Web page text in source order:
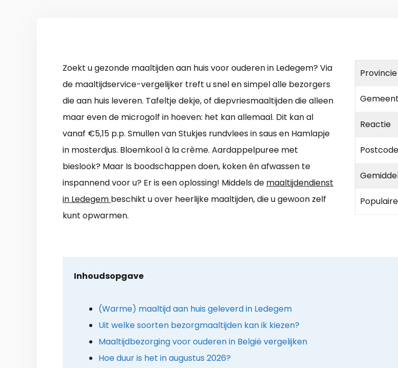
Zoekt u gezonde maaltijden aan huis voor ouderen in Ledegem? Via
de maaltijdservice-vergelijker treft u snel en simpel alle bezorgers
die aan huis leveren. Tafeltje dekje, of diepvriesmaaltijden die alleen
maar even de microgolf in hoeven: het kan allemaal. Dit kan al
vanaf €5,15 p.p. Smullen van Stukjes rundvlees in saus en Hamlapje
in mosterdjus. Bloemkool à la crème. Aardappelpuree met
bieslook? Maar Is boodschappen doen, koken én afwassen te
inspannend voor u? Er is een oplossing! Middels de maaltijdendienst
in Ledegem beschikt u over heerlijke maaltijden, die u gewoon zelf
kunt opwarmen.
Provincie
Reactie
Postcode
Inhoudsopgave
(Warme) maaltijd aan huis geleverd in Ledegem
Uit welke soorten bezorgmaaltijden kan ik kiezen?
Maaltijdbezorging voor ouderen in België vergelijken
Hoe duur is het in augustus 2026?